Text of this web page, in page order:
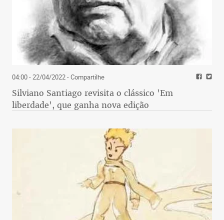
04:00 - 22/04/2022- Compartilhe
Silviano Santiago revisita o clássico 'Em
liberdade', que ganha nova edição